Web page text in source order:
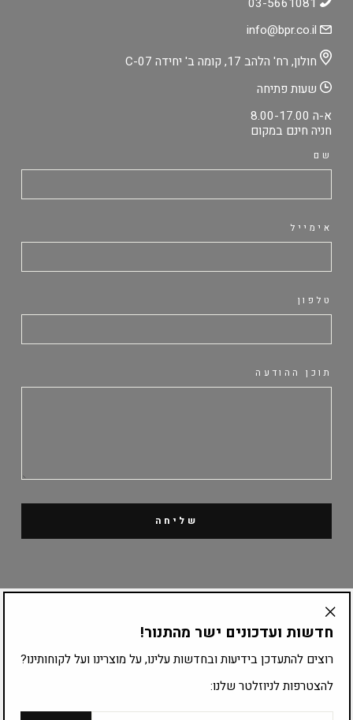
חולון, רח' הלהב 17, קומה ב' יחידה C-07
שעות פתיחה
א-ה 8.00-17.00
חניה חינם במקום
שם
אימייל
טלפון
תוכן ההודעה
שליחה
קטלוג מוצרים
ציוד לפי עיסוק
חדשות ועדכונים ישר מהתנור!
רוצים להתעדכן בידיעות ובחדשות עלינו, על מוצרינו ועל לקוחותינו?
להצטרפות לניוזלטר שלנו:
אימייל
"Translation
he.general.accessibility.close_modal"